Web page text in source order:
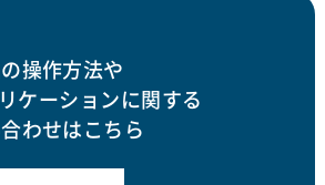
操作方法や
ケーションに関する
わせはこちら